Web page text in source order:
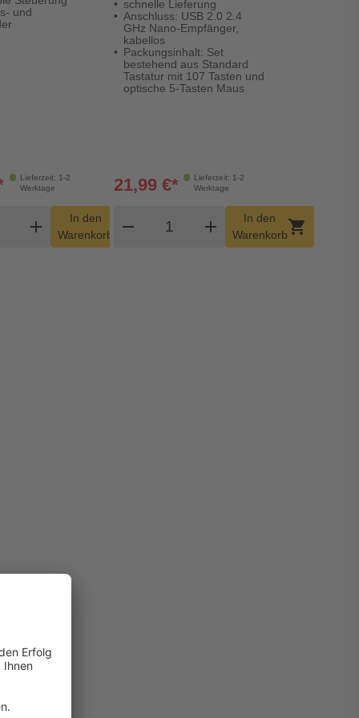
und
Lieferzeit: 1-2
Werktage
Warenkorb Menge
add
In den
Warenkorb
shopping_cart
schnelle Lieferung
Anschluss: USB 2.0 2.4
GHz Nano-Empfänger,
kabellos
Packungsinhalt: Set
bestehend aus Standard
Tastatur mit 107 Tasten und
optische 5-Tasten Maus
Lieferzeit: 1-2
Werktage
21,99 €*
remove
Produkt Warenkorb Menge
add
In den
Warenkorbshopping_cart